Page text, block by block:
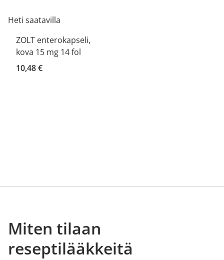
Heti saatavilla
ZOLT enterokapseli,
kova 15 mg 14 fol
10,48 €
Miten tilaan
reseptilääkkeitä